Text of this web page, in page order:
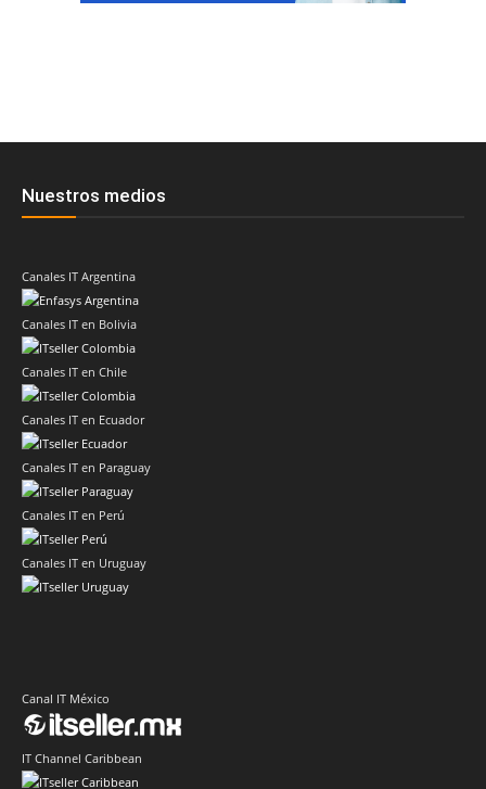
Nuestros medios
Canales IT Argentina
Canales IT en Bolivia
Canales IT en Chile
Canales IT en Ecuador
Canales IT en Paraguay
Canales IT en Perú
Canales IT en Uruguay
Canal IT México
IT Channel Caribbean